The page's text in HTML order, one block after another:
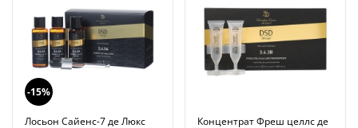
-15%
Лосьон Сайенс-7 де Люкс
Концентрат Фреш целлс де